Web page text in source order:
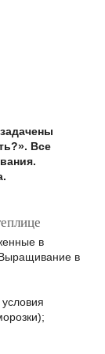
Все
в
Выращивание в